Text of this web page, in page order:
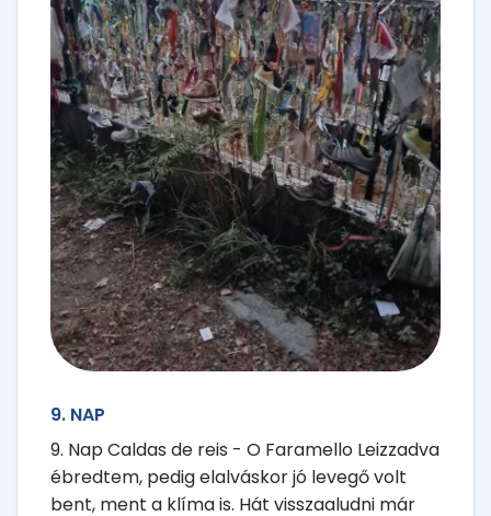
9. NAP
9. Nap Caldas de reis - O Faramello Leizzadva
ébredtem, pedig elalváskor jó levegő volt
bent, ment a klíma is. Hát visszaaludni már